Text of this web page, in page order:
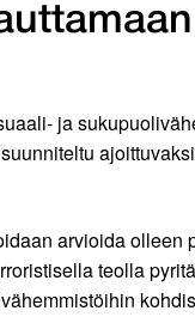
ja
arvioida
teolla